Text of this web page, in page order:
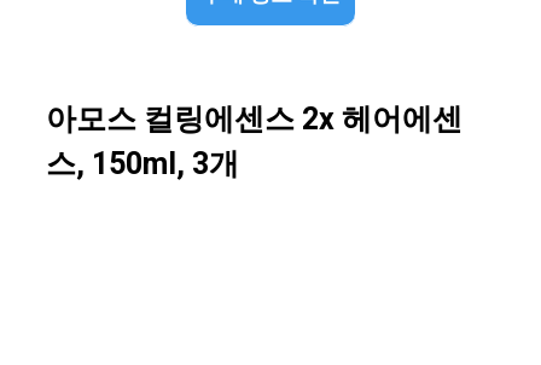
아모스 컬링에센스 2x 헤어에센
스, 150ml, 3개